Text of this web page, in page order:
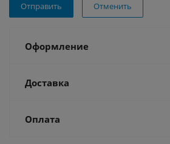
Отменить
Оформление
Доставка
Оплата